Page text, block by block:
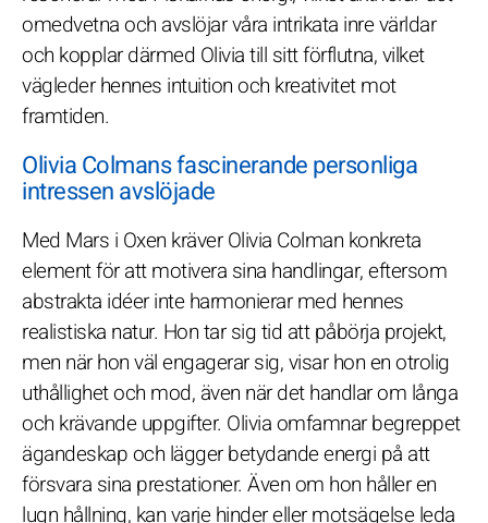
omedvetna och avslöjar våra intrikata inre världar
och kopplar därmed Olivia till sitt förflutna, vilket
vägleder hennes intuition och kreativitet mot
framtiden.
Olivia Colmans fascinerande personliga
intressen avslöjade
Med Mars i Oxen kräver Olivia Colman konkreta
element för att motivera sina handlingar, eftersom
abstrakta idéer inte harmonierar med hennes
realistiska natur. Hon tar sig tid att påbörja projekt,
men när hon väl engagerar sig, visar hon en otrolig
uthållighet och mod, även när det handlar om långa
och krävande uppgifter. Olivia omfamnar begreppet
ägandeskap och lägger betydande energi på att
försvara sina prestationer. Även om hon håller en
lugn hållning, kan varje hinder eller motsägelse leda